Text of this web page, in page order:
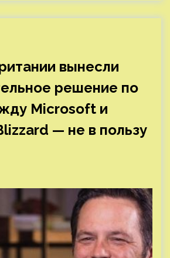
вынесли
решение по
Microsoft и
— не в пользу